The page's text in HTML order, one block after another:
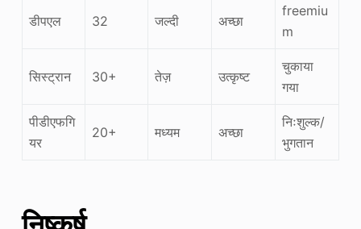
डीपएल 32 जल्दी अच्छा
freemiu
m
सिस्ट्रान 30+ तेज़ उत्कृष्ट
चुकाया
गया
पीडीएफगि
यर
20+ मध्यम अच्छा
निःशुल्क/
भुगतान